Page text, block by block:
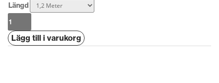
Längd
Chord
Clearway
X Lägg till i varukorg